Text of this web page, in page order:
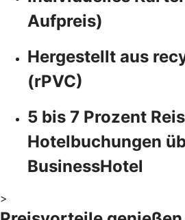
Aufpreis)
Hergestellt aus
(rPVC)
5 bis 7 Prozent
Hotelbuchungen
BusinessHotel
>